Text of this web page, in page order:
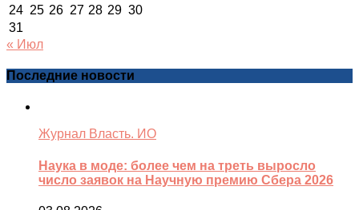
24 25 26 27 28 29 30
31
« Июл
Последние новости
Журнал Власть. ИО
Наука в моде: более чем на треть выросло
число заявок на Научную премию Сбера 2026